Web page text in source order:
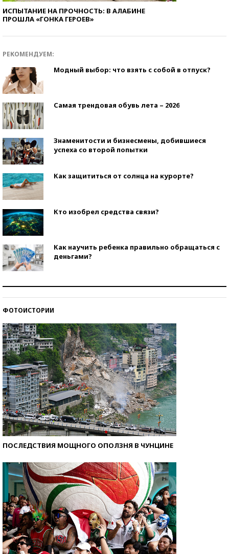
ИСПЫТАНИЕ НА ПРОЧНОСТЬ: В АЛАБИНЕ
ПРОШЛА «ГОНКА ГЕРОЕВ»
РЕКОМЕНДУЕМ:
Модный выбор: что взять с собой в отпуск?
Самая трендовая обувь лета – 2026
Знаменитости и бизнесмены, добившиеся
успеха со второй попытки
Как защититься от солнца на курорте?
Кто изобрел средства связи?
Как научить ребенка правильно обращаться с
деньгами?
ФОТОИСТОРИИ
ПОСЛЕДСТВИЯ МОЩНОГО ОПОЛЗНЯ В ЧУНЦИНЕ